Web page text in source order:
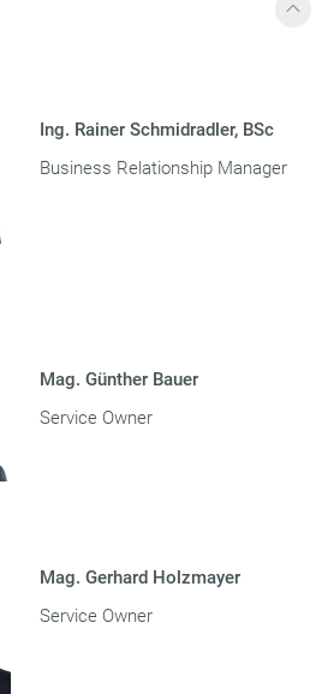
Ing. Rainer Schmidradler, BSc
Business Relationship Manager
Mag. Günther Bauer
Service Owner
Mag. Gerhard Holzmayer
Service Owner